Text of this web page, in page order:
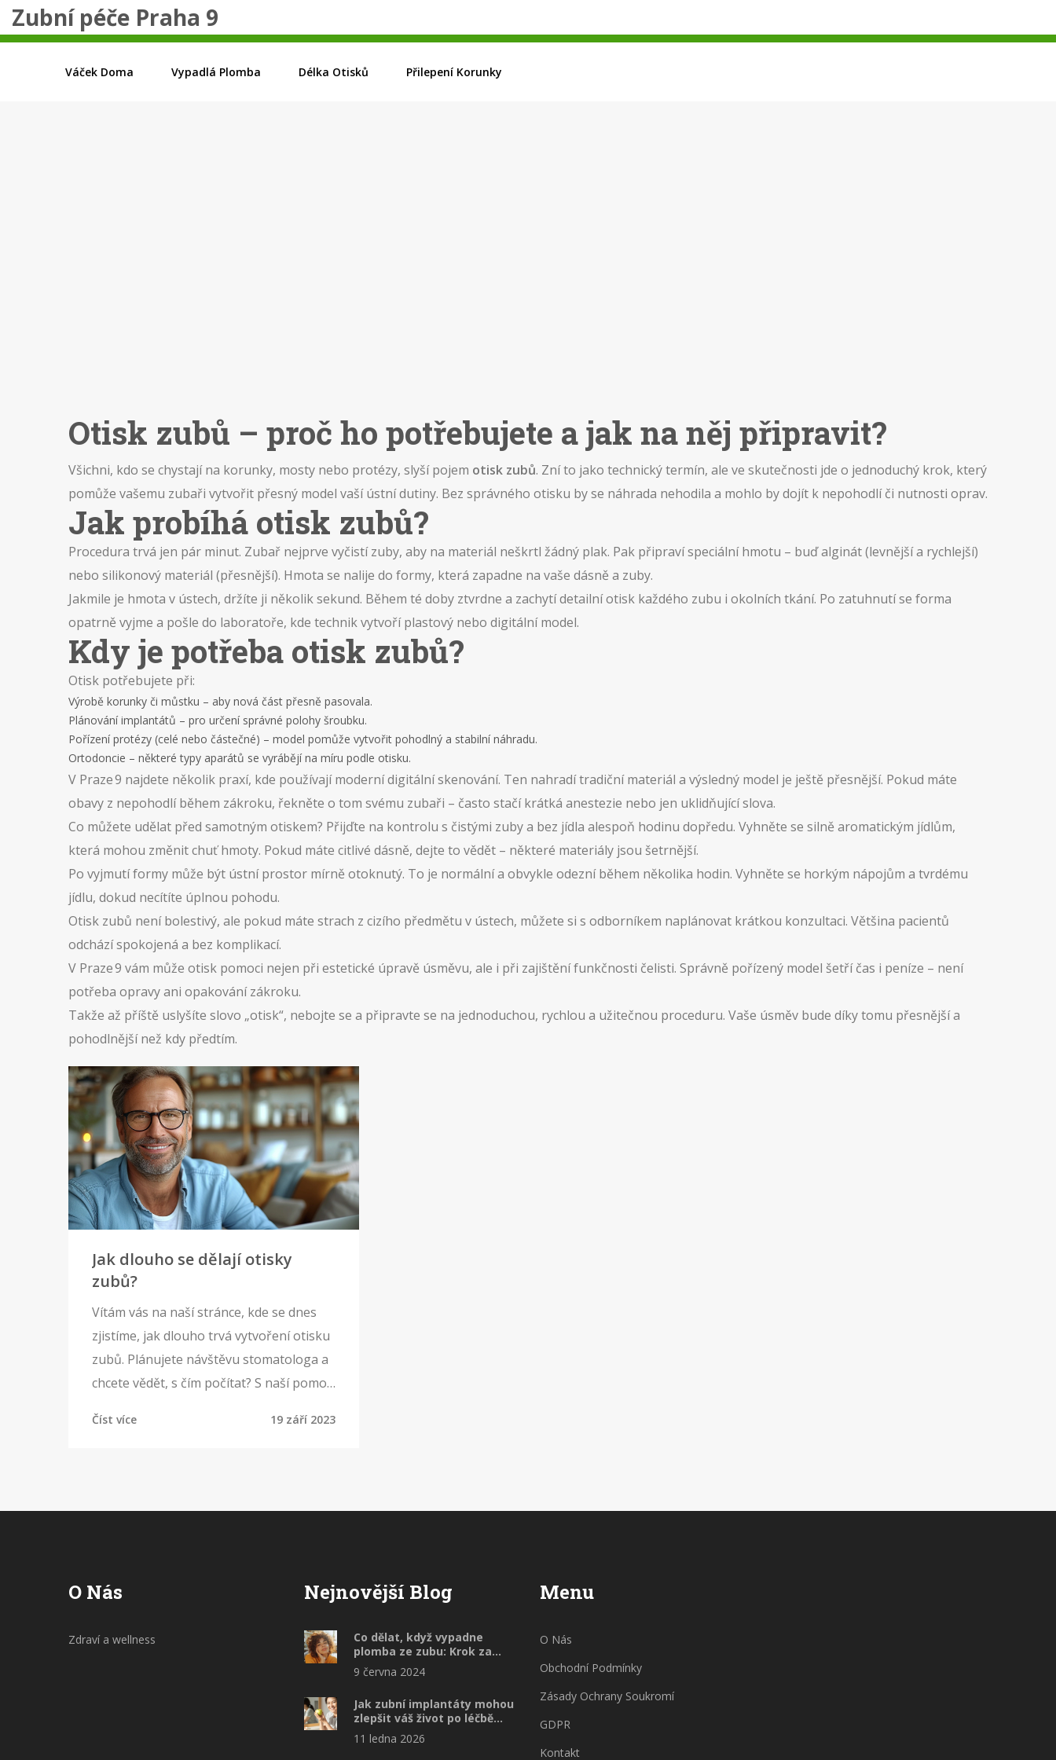
Zubní péče Praha 9
Váček Doma Vypadlá Plomba Délka Otisků Přilepení Korunky
Otisk zubů – proč ho potřebujete a jak na něj připravit?
Všichni, kdo se chystají na korunky, mosty nebo protézy, slyší pojem otisk zubů. Zní to jako technický termín, ale ve skutečnosti jde o jednoduchý krok, který
pomůže vašemu zubaři vytvořit přesný model vaší ústní dutiny. Bez správného otisku by se náhrada nehodila a mohlo by dojít k nepohodlí či nutnosti oprav.
Jak probíhá otisk zubů?
Procedura trvá jen pár minut. Zubař nejprve vyčistí zuby, aby na materiál neškrtl žádný plak. Pak připraví speciální hmotu – buď alginát (levnější a rychlejší)
nebo silikonový materiál (přesnější). Hmota se nalije do formy, která zapadne na vaše dásně a zuby.
Jakmile je hmota v ústech, držíte ji několik sekund. Během té doby ztvrdne a zachytí detailní otisk každého zubu i okolních tkání. Po zatuhnutí se forma
opatrně vyjme a pošle do laboratoře, kde technik vytvoří plastový nebo digitální model.
Kdy je potřeba otisk zubů?
Otisk potřebujete při:
Výrobě korunky či můstku – aby nová část přesně pasovala.
Plánování implantátů – pro určení správné polohy šroubku.
Pořízení protézy (celé nebo částečné) – model pomůže vytvořit pohodlný a stabilní náhradu.
Ortodoncie – některé typy aparátů se vyrábějí na míru podle otisku.
V Praze 9 najdete několik praxí, kde používají moderní digitální skenování. Ten nahradí tradiční materiál a výsledný model je ještě přesnější. Pokud máte
obavy z nepohodlí během zákroku, řekněte o tom svému zubaři – často stačí krátká anestezie nebo jen uklidňující slova.
Co můžete udělat před samotným otiskem? Přijďte na kontrolu s čistými zuby a bez jídla alespoň hodinu dopředu. Vyhněte se silně aromatickým jídlům,
která mohou změnit chuť hmoty. Pokud máte citlivé dásně, dejte to vědět – některé materiály jsou šetrnější.
Po vyjmutí formy může být ústní prostor mírně otoknutý. To je normální a obvykle odezní během několika hodin. Vyhněte se horkým nápojům a tvrdému
jídlu, dokud necítíte úplnou pohodu.
Otisk zubů není bolestivý, ale pokud máte strach z cizího předmětu v ústech, můžete si s odborníkem naplánovat krátkou konzultaci. Většina pacientů
odchází spokojená a bez komplikací.
V Praze 9 vám může otisk pomoci nejen při estetické úpravě úsměvu, ale i při zajištění funkčnosti čelisti. Správně pořízený model šetří čas i peníze – není
potřeba opravy ani opakování zákroku.
Takže až příště uslyšíte slovo „otisk“, nebojte se a připravte se na jednoduchou, rychlou a užitečnou proceduru. Vaše úsměv bude díky tomu přesnější a
pohodlnější než kdy předtím.
Jak dlouho se dělají otisky
zubů?
Vítám vás na naší stránce, kde se dnes
zjistíme, jak dlouho trvá vytvoření otisku
zubů. Plánujete návštěvu stomatologa a
chcete vědět, s čím počítat? S naší pomocí
Číst více 19 září 2023
O Nás
Zdraví a wellness
Nejnovější Blog
Co dělat, když vypadne
plomba ze zubu: Krok za
krokem
9 června 2024
Jak zubní implantáty mohou
zlepšit váš život po léčbě
periodontitidy
11 ledna 2026
Menu
O Nás
Obchodní Podmínky
Zásady Ochrany Soukromí
GDPR
Kontakt